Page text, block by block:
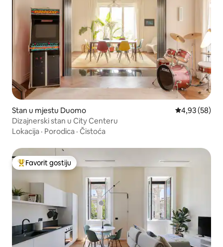
Stan u mjestu Duomo Prosječna
4,93 (58)
Dizajnerski stan u City Centeru
Lokacija · Porodica · Čistoća
Glavni favorit gostiju
Favorit gostiju